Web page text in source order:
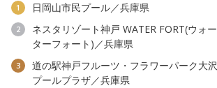
1 日岡山市民プール／兵庫県
2
ネスタリゾート神戸 WATER FORT(ウォー
ターフォート)／兵庫県
3
道の駅神戸フルーツ・フラワーパーク大沢
プールプラザ／兵庫県